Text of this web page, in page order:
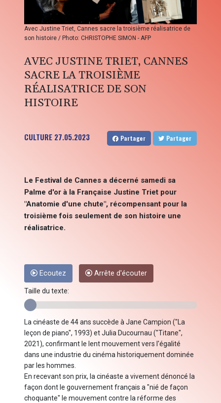
Avec Justine Triet, Cannes sacre la troisième réalisatrice de
son histoire / Photo: CHRISTOPHE SIMON - AFP
AVEC JUSTINE TRIET, CANNES
SACRE LA TROISIÈME
RÉALISATRICE DE SON
HISTOIRE
CULTURE 27.05.2023 Partager Partager
Le Festival de Cannes a décerné samedi sa
Palme d'or à la Française Justine Triet pour
"Anatomie d'une chute", récompensant pour la
troisième fois seulement de son histoire une
réalisatrice.
Ecoutez Arrête d'écouter
Taille du texte:
La cinéaste de 44 ans succède à Jane Campion ("La
leçon de piano", 1993) et Julia Ducournau ("Titane",
2021), confirmant le lent mouvement vers l'égalité
dans une industrie du cinéma historiquement dominée
par les hommes.
En recevant son prix, la cinéaste a vivement dénoncé la
façon dont le gouvernement français a "nié de façon
choquante" le mouvement contre la réforme des